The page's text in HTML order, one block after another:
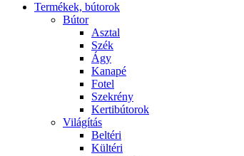
Termékek, bútorok
Bútor
Asztal
Szék
Ágy
Kanapé
Fotel
Szekrény
Kertibútorok
Világítás
Beltéri
Kültéri